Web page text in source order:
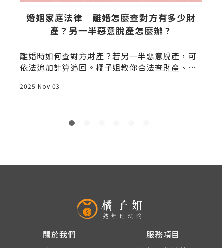
婚姻家庭法律｜離婚怎麼查對方有多少財
產？另一半惡意脫產怎麼辦？
離婚時如何查對方財產？若另一半惡意脫產，可
依法追加計算追回。橘子姐教你合法查財產、保
2025 Nov 03
關於我們
服務項目